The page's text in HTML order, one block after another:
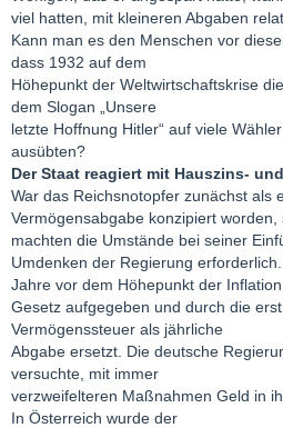
viel hatten, mit kleineren Abgaben
Kann man es den Menschen vor
dass 1932 auf dem
Höhepunkt der Weltwirtschaftskrise
dem Slogan „Unsere
letzte Hoffnung Hitler“ auf viele
ausübten?
Der Staat reagiert mit Hauszins-
War das Reichsnotopfer zunächst als
Vermögensabgabe konzipiert worden,
machten die Umstände bei seiner
Umdenken der Regierung
Jahre vor dem Höhepunkt der
Gesetz aufgegeben und durch die
Vermögenssteuer als jährliche
Abgabe ersetzt. Die deutsche
versuchte, mit immer
verzweifelteren Maßnahmen Geld in
In Österreich wurde der